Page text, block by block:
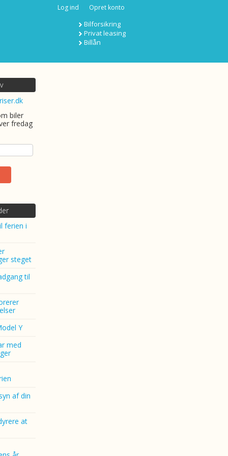
Log ind Opret konto
Bilforsikring
Privat leasing
Billån
biler
fredag
ferien i
steget
til
Y
med
af din
at